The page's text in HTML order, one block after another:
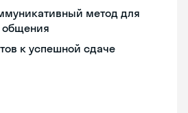
метод для
общения
к успешной сдаче